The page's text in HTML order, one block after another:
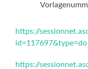
https://
id=117697&type=do
https://